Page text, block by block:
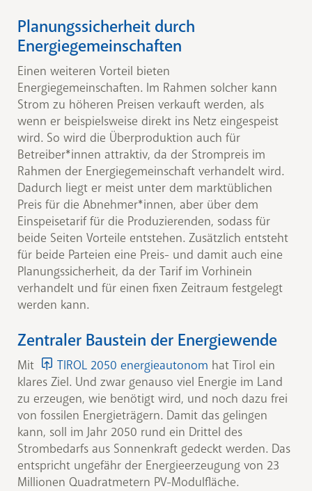
Planungssicherheit durch
Energiegemeinschaften
Einen weiteren Vorteil bieten
Energiegemeinschaften. Im Rahmen solcher kann
Strom zu höheren Preisen verkauft werden, als
wenn er beispielsweise direkt ins Netz eingespeist
wird. So wird die Überproduktion auch für
Betreiber*innen attraktiv, da der Strompreis im
Rahmen der Energiegemeinschaft verhandelt wird.
Dadurch liegt er meist unter dem marktüblichen
Preis für die Abnehmer*innen, aber über dem
Einspeisetarif für die Produzierenden, sodass für
beide Seiten Vorteile entstehen. Zusätzlich entsteht
für beide Parteien eine Preis- und damit auch eine
Planungssicherheit, da der Tarif im Vorhinein
verhandelt und für einen fixen Zeitraum festgelegt
werden kann.
Zentraler Baustein der Energiewende
Mit TIROL 2050 energieautonom hat Tirol ein
klares Ziel. Und zwar genauso viel Energie im Land
zu erzeugen, wie benötigt wird, und noch dazu frei
von fossilen Energieträgern. Damit das gelingen
kann, soll im Jahr 2050 rund ein Drittel des
Strombedarfs aus Sonnenkraft gedeckt werden. Das
entspricht ungefähr der Energieerzeugung von 23
Millionen Quadratmetern PV-Modulfläche.